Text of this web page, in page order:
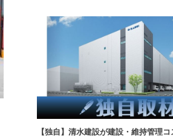
【独自】清水建設が建設・維持管理